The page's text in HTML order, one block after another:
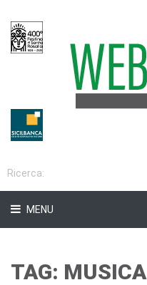
MENU
TAG: MUSICA